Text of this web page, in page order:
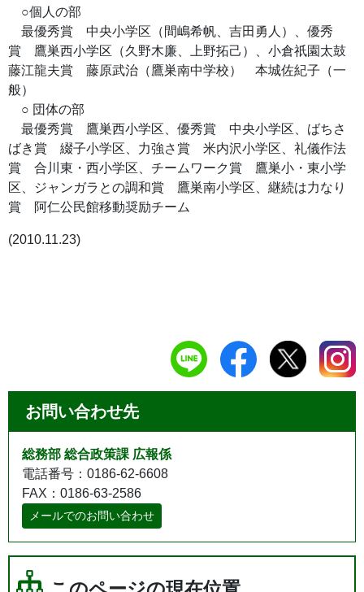
○個人の部
最優秀賞 中央小学区（間嶋希帆、吉田勇人）、優秀
賞 鷹巣西小学区（久野木廉、上野拓己）、小倉祇園太鼓
藤江龍夫賞 藤原武治（鷹巣南中学校） 本城佐紀子（一
般）
○ 団体の部
最優秀賞 鷹巣西小学区、優秀賞 中央小学区、ばちさ
ばき賞 綴子小学区、力強さ賞 米内沢小学区、礼儀作法
賞 合川東・西小学区、チームワーク賞 鷹巣小・東小学
区、ジャンガラとの調和賞 鷹巣南小学区、継続は力なり
賞 阿仁公民館移動奨励チーム
(2010.11.23)
お問い合わせ先
総務部 総合政策課 広報係
電話番号：0186-62-6608
FAX：0186-63-2586
メールでのお問い合わせ